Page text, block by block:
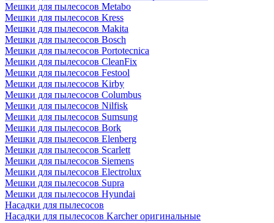
Мешки для пылесосов Metabo
Мешки для пылесосов Kress
Мешки для пылесосов Makita
Мешки для пылесосов Bosch
Мешки для пылесосов Portotecnica
Мешки для пылесосов CleanFix
Мешки для пылесосов Festool
Мешки для пылесосов Kirby
Мешки для пылесосов Columbus
Мешки для пылесосов Nilfisk
Мешки для пылесосов Sumsung
Мешки для пылесосов Bork
Мешки для пылесосов Elenberg
Мешки для пылесосов Scarlett
Мешки для пылесосов Siemens
Мешки для пылесосов Electrolux
Мешки для пылесосов Supra
Мешки для пылесосов Hyundai
Насадки для пылесосов
Насадки для пылесосов Karcher оригинальные